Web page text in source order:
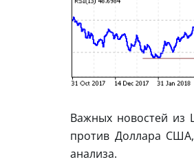
Важных новостей из
против Доллара
анализа.